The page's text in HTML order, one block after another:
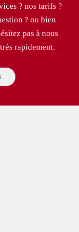
? nos tarifs ?
? ou bien
pas à nous
rapidement.